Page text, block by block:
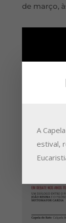
de março,
A
estival,